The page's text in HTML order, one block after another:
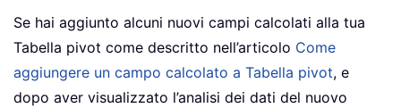
Se hai aggiunto alcuni nuovi campi calcolati alla tua
Tabella pivot come descritto nell’articolo Come
aggiungere un campo calcolato a Tabella pivot, e
dopo aver visualizzato l’analisi dei dati del nuovo